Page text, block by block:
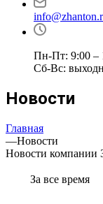
Пн-Пт: 9:00 –
Сб-Вс:
Новости
Главная
—Новости
Новости
За все время